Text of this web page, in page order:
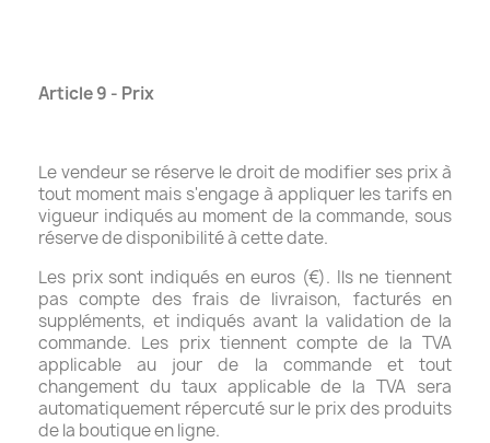
Article 9 - Prix
Le vendeur se réserve le droit de modifier ses prix à
tout moment mais s'engage à appliquer les tarifs en
vigueur indiqués au moment de la commande, sous
réserve de disponibilité à cette date.
Les prix sont indiqués en euros (€). Ils ne tiennent
pas compte des frais de livraison, facturés en
suppléments, et indiqués avant la validation de la
commande. Les prix tiennent compte de la TVA
applicable au jour de la commande et tout
changement du taux applicable de la TVA sera
automatiquement répercuté sur le prix des produits
de la boutique en ligne.